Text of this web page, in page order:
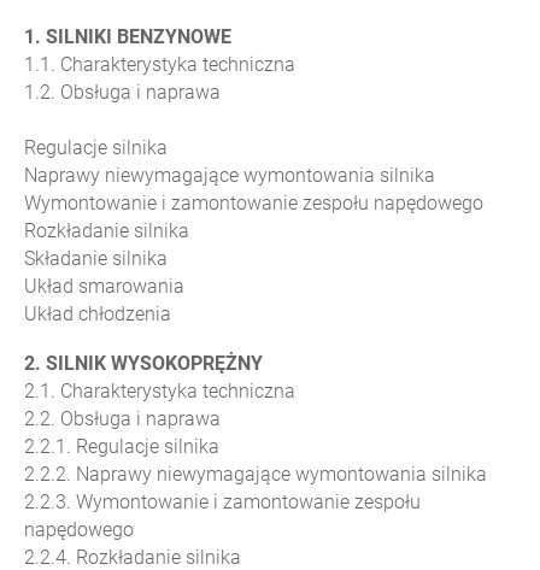
1. SILNIKI BENZYNOWE
1.1. Charakterystyka techniczna
1.2. Obsługa i naprawa
Regulacje silnika
Naprawy niewymagające wymontowania silnika
Wymontowanie i zamontowanie zespołu napędowego
Rozkładanie silnika
Składanie silnika
Układ smarowania
Układ chłodzenia
2. SILNIK WYSOKOPRĘŻNY
2.1. Charakterystyka techniczna
2.2. Obsługa i naprawa
2.2.1. Regulacje silnika
2.2.2. Naprawy niewymagające wymontowania silnika
2.2.3. Wymontowanie i zamontowanie zespołu
napędowego
2.2.4. Rozkładanie silnika